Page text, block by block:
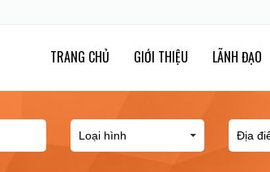
TRANG CHỦ GIỚI THIỆU LÃNH ĐẠO